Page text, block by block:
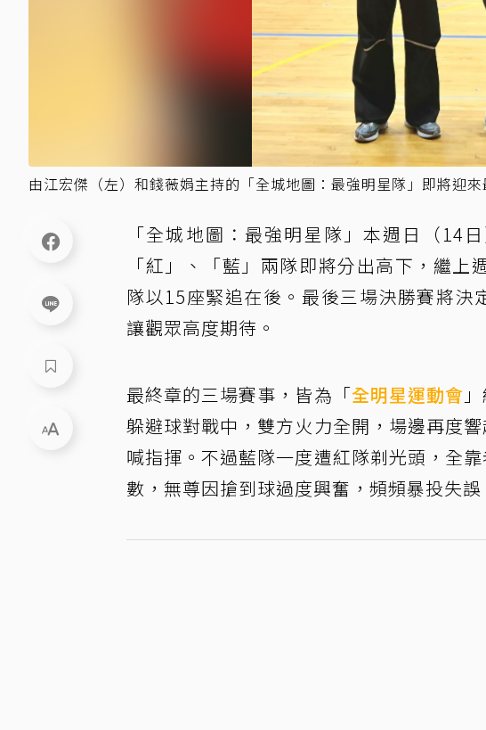
由江宏傑（左）和錢薇娟主持的「全城地圖：最強明星隊」即將迎
「全城地圖：最強明星隊」本週日（14
「紅」、「藍」兩隊即將分出高下，繼
隊以15座緊追在後。最後三場決勝賽將
讓觀眾高度期待。
最終章的三場賽事，皆為「全明星運動會
躲避球對戰中，雙方火力全開，場邊再度
喊指揮。不過藍隊一度遭紅隊剃光頭，全
數，無尊因搶到球過度興奮，頻頻暴投失